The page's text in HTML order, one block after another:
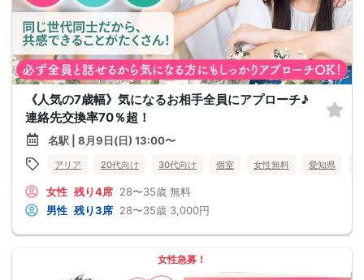
《人気の7歳幅》気になるお相手全員にアプローチ♪
連絡先交換率70％超！
名駅 | 8月9日(日) 13:00〜
アリア 20代向け 30代向け 個室 女性無料 愛知県
女性 残り4席 28〜35歳 無料
男性 残り3席 28〜35歳 3,000円
女性急募！